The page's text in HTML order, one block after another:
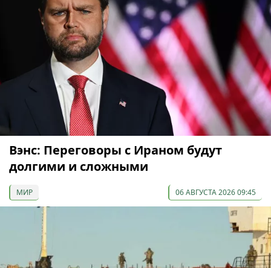
Вэнс: Переговоры с Ираном будут
долгими и сложными
МИР 06 АВГУСТА 2026 09:45